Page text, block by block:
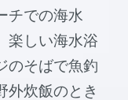
チでの海水
楽しい海水浴
のそばで魚釣
外炊飯のとき